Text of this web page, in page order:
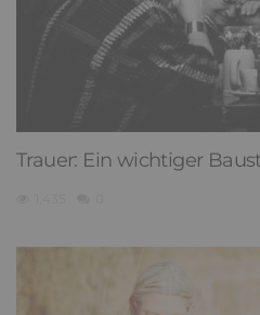
Trauer: Ein wichtiger